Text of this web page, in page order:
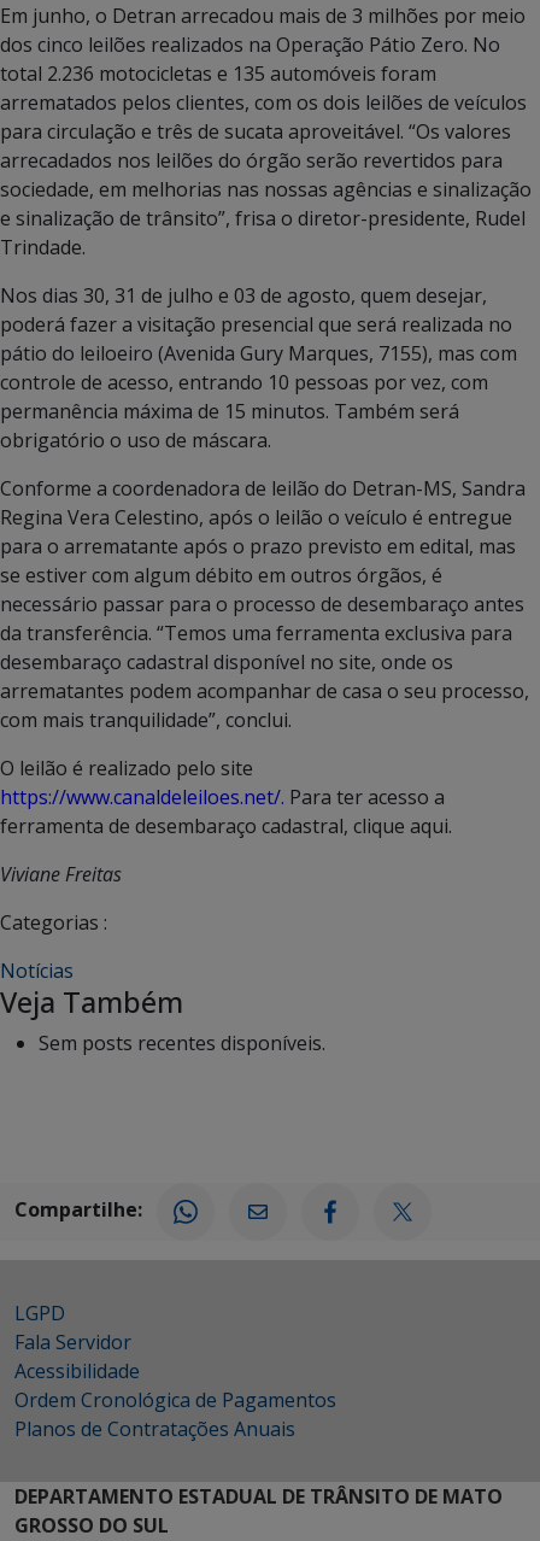
Em junho, o Detran arrecadou mais de 3 milhões por meio
dos cinco leilões realizados na Operação Pátio Zero. No
total 2.236 motocicletas e 135 automóveis foram
arrematados pelos clientes, com os dois leilões de veículos
para circulação e três de sucata aproveitável. “Os valores
arrecadados nos leilões do órgão serão revertidos para
sociedade, em melhorias nas nossas agências e sinalização
e sinalização de trânsito”, frisa o diretor-presidente, Rudel
Trindade.
Nos dias 30, 31 de julho e 03 de agosto, quem desejar,
poderá fazer a visitação presencial que será realizada no
pátio do leiloeiro (Avenida Gury Marques, 7155), mas com
controle de acesso, entrando 10 pessoas por vez, com
permanência máxima de 15 minutos. Também será
obrigatório o uso de máscara.
Conforme a coordenadora de leilão do Detran-MS, Sandra
Regina Vera Celestino, após o leilão o veículo é entregue
para o arrematante após o prazo previsto em edital, mas
se estiver com algum débito em outros órgãos, é
necessário passar para o processo de desembaraço antes
da transferência. “Temos uma ferramenta exclusiva para
desembaraço cadastral disponível no site, onde os
arrematantes podem acompanhar de casa o seu processo,
com mais tranquilidade”, conclui.
O leilão é realizado pelo site
https://www.canaldeleiloes.net/. Para ter acesso a
ferramenta de desembaraço cadastral, clique aqui.
Viviane Freitas
Categorias :
Notícias
Veja Também
Sem posts recentes disponíveis.
Compartilhe:
LGPD
Fala Servidor
Acessibilidade
Ordem Cronológica de Pagamentos
Planos de Contratações Anuais
DEPARTAMENTO ESTADUAL DE TRÂNSITO DE MATO
GROSSO DO SUL